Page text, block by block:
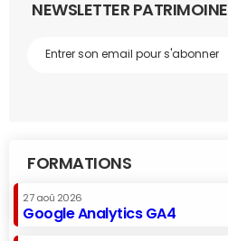
NEWSLETTER PATRIMOINE
FORMATIONS
27 aoû 2026
Google Analytics GA4